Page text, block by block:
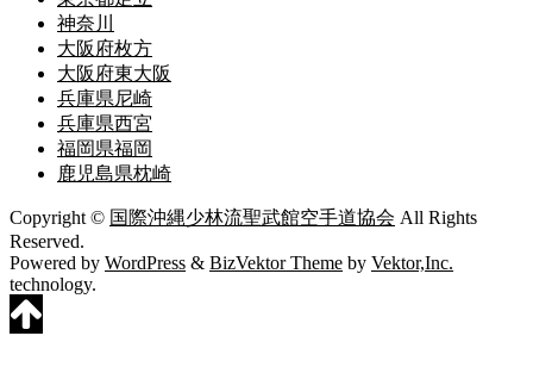
神奈川
大阪府枚方
大阪府東大阪
兵庫県尼崎
兵庫県西宮
福岡県福岡
鹿児島県枕崎
Copyright © 国際沖縄少林流聖武館空手道協会 All Rights
Reserved.
Powered by WordPress & BizVektor Theme by Vektor,Inc.
technology.